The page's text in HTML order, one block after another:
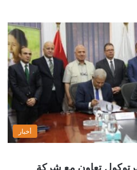
أخبار
برتوكول تعاون مع شركة